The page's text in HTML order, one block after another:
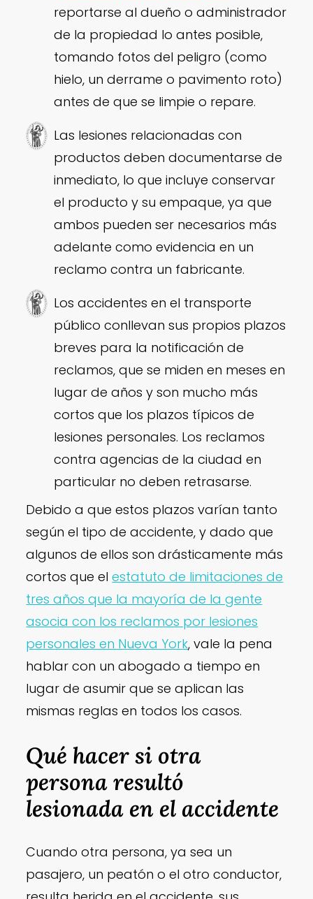
reportarse al dueño o administrador
de la propiedad lo antes posible,
tomando fotos del peligro (como
hielo, un derrame o pavimento roto)
antes de que se limpie o repare.
Las lesiones relacionadas con
productos deben documentarse de
inmediato, lo que incluye conservar
el producto y su empaque, ya que
ambos pueden ser necesarios más
adelante como evidencia en un
reclamo contra un fabricante.
Los accidentes en el transporte
público conllevan sus propios plazos
breves para la notificación de
reclamos, que se miden en meses en
lugar de años y son mucho más
cortos que los plazos típicos de
lesiones personales. Los reclamos
contra agencias de la ciudad en
particular no deben retrasarse.
Debido a que estos plazos varían tanto
según el tipo de accidente, y dado que
algunos de ellos son drásticamente más
cortos que elestatuto de limitaciones de
tres años que la mayoría de la gente
asocia con los reclamos por lesiones
personales en Nueva York, vale la pena
hablar con un abogado a tiempo en
lugar de asumir que se aplican las
mismas reglas en todos los casos.
Qué hacer si otra
persona resultó
lesionada en el accidente
Cuando otra persona, ya sea un
pasajero, un peatón o el otro conductor,